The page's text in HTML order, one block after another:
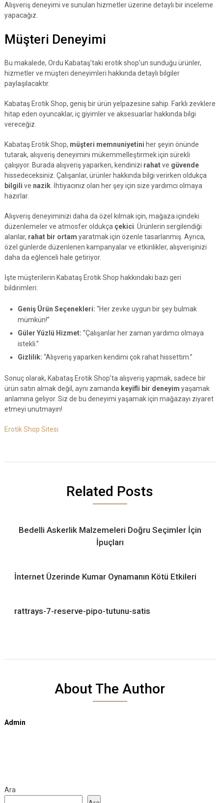
Alışveriş deneyimi ve sunulan hizmetler üzerine detaylı bir inceleme
yapacağız.
Müşteri Deneyimi
Bu makalede, Ordu Kabataş’taki erotik shop’un sunduğu ürünler,
hizmetler ve müşteri deneyimleri hakkında detaylı bilgiler
paylaşılacaktır.
Kabataş Erotik Shop, geniş bir ürün yelpazesine sahip. Farklı zevklere
hitap eden oyuncaklar, iç giyimler ve aksesuarlar hakkında bilgi
vereceğiz.
Kabataş Erotik Shop, müşteri memnuniyetini her şeyin önünde
tutarak, alışveriş deneyimini mükemmelleştirmek için sürekli
çalışıyor. Burada alışveriş yaparken, kendinizi rahatve güvende
hissedeceksiniz. Çalışanlar, ürünler hakkında bilgi verirken oldukça
bilgili ve nazik. İhtiyacınız olan her şey için size yardımcı olmaya
hazırlar.
Alışveriş deneyiminizi daha da özel kılmak için, mağaza içindeki
düzenlemeler ve atmosfer oldukça çekici . Ürünlerin sergilendiği
alanlar, rahat bir ortam yaratmak için özenle tasarlanmış. Ayrıca,
özel günlerde düzenlenen kampanyalar ve etkinlikler, alışverişinizi
daha da eğlenceli hale getiriyor.
İşte müşterilerin Kabataş Erotik Shop hakkındaki bazı geri
bildirimleri:
Geniş Ürün Seçenekleri: “Her zevke uygun bir şey bulmak
mümkün!”
Güler Yüzlü Hizmet: “Çalışanlar her zaman yardımcı olmaya
istekli.”
Gizlilik: “Alışveriş yaparken kendimi çok rahat hissettim.”
Sonuç olarak, Kabataş Erotik Shop’ta alışveriş yapmak, sadece bir
ürün satın almak değil, aynı zamanda keyifli bir deneyim yaşamak
anlamına geliyor. Siz de bu deneyimi yaşamak için mağazayı ziyaret
etmeyi unutmayın!
Erotik Shop Sitesi
Related Posts
Bedelli Askerlik Malzemeleri Doğru Seçimler İçin
İpuçları
İnternet Üzerinde Kumar Oynamanın Kötü Etkileri
rattrays-7-reserve-pipo-tutunu-satis
About The Author
Admin
Ara